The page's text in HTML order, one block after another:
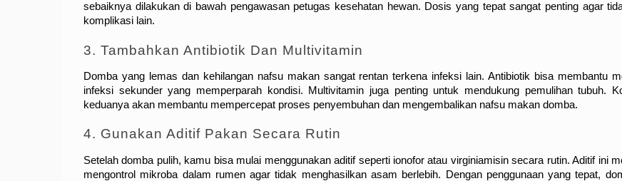
sebaiknya dilakukan di bawah pengawasan petugas kesehatan hewan. Dosis yang tepat sangat penting agar
komplikasi lain.
3. Tambahkan Antibiotik Dan Multivitamin
Domba yang lemas dan kehilangan nafsu makan sangat rentan terkena infeksi lain. Antibiotik bisa membantu
infeksi sekunder yang memperparah kondisi. Multivitamin juga penting untuk mendukung pemulihan tubuh.
keduanya akan membantu mempercepat proses penyembuhan dan mengembalikan nafsu makan domba.
4. Gunakan Aditif Pakan Secara Rutin
Setelah domba pulih, kamu bisa mulai menggunakan aditif seperti ionofor atau virginiamisin secara rutin. Aditif ini
mengontrol mikroba dalam rumen agar tidak menghasilkan asam berlebih. Dengan penggunaan yang tepat,